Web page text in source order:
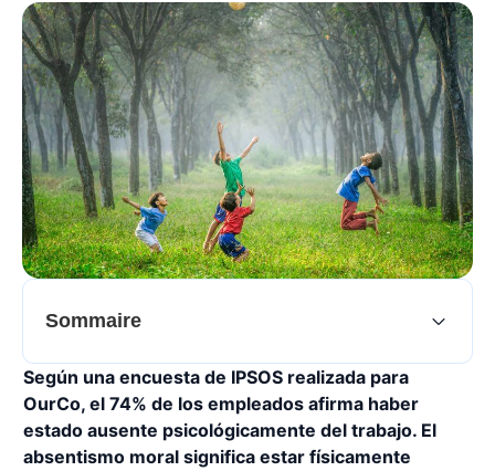
Sommaire
Según una encuesta de IPSOS realizada para
OurCo, el 74% de los empleados afirma haber
estado ausente psicológicamente del trabajo. El
absentismo moral significa estar físicamente